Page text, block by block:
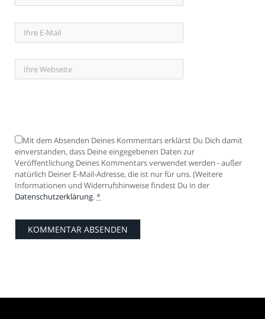
Mit dem Absenden Deines Kommentars erklärst Du Dich damit
einverstanden, dass Deine eingegebenen Daten zur
Veröffentlichung Deines Kommentars verwendet werden - außer
natürlich Deiner E-Mail-Adresse, die ist nur für uns. (Weitere
Informationen und Widerrufshinweise findest Du in der
Datenschutzerklärung.*